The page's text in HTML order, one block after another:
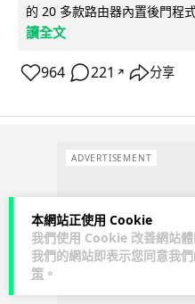
本網站正使用 Cookie
我們使用 Cookie 改善網站
我們的網站即表示您同意我
策 。
的 20 多款路由器內置後門程
讀全文
964 221 ↗ 分享
ADVERTISEMENT